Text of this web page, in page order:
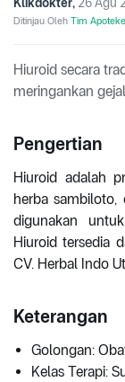
Ditinjau Oleh Tim
Hiuroid secara
meringankan
Pengertian
Hiuroid adalah
herba
digunakan
Hiuroid tersedia
CV. Herbal Indo
Keterangan
Golongan:
Kelas Terapi: